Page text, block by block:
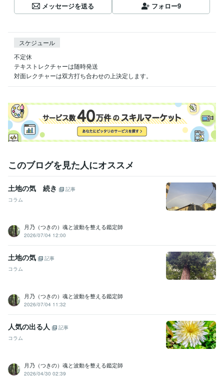
メッセージを送る
フォロー9
スケジュール
不定休
テキストレクチャーは随時発送
対面レクチャーは双方打ち合わせの上決定します。
このブログを見た人にオススメ
土地の気 続き
記事
コラム
月乃（つきの）魂と波動を整える鑑定師
2026/07/04 12:00
土地の気
記事
コラム
月乃（つきの）魂と波動を整える鑑定師
2026/07/04 11:32
人気の出る人
記事
コラム
月乃（つきの）魂と波動を整える鑑定師
2026/04/30 02:39